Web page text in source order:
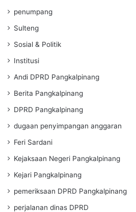
penumpang
Sulteng
Sosial & Politik
Institusi
Andi DPRD Pangkalpinang
Berita Pangkalpinang
DPRD Pangkalpinang
dugaan penyimpangan anggaran
Feri Sardani
Kejaksaan Negeri Pangkalpinang
Kejari Pangkalpinang
pemeriksaan DPRD Pangkalpinang
perjalanan dinas DPRD